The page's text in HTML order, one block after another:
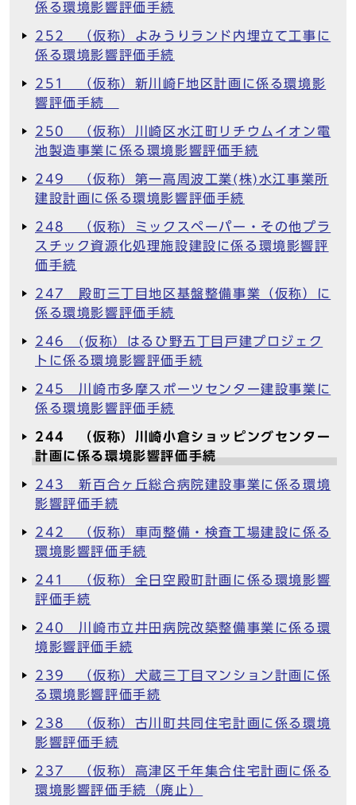
係る環境影響評価手続
252 （仮称）よみうりランド内埋立て工事に
係る環境影響評価手続
251 （仮称）新川崎F地区計画に係る環境影
響評価手続
250 （仮称）川崎区水江町リチウムイオン電
池製造事業に係る環境影響評価手続
249 （仮称）第一高周波工業(株)水江事業所
建設計画に係る環境影響評価手続
248 （仮称）ミックスペーパー・その他プラ
スチック資源化処理施設建設に係る環境影響評
価手続
247 殿町三丁目地区基盤整備事業（仮称）に
係る環境影響評価手続
246 (仮称）はるひ野五丁目戸建プロジェク
トに係る環境影響評価手続
245 川崎市多摩スポーツセンター建設事業に
係る環境影響評価手続
244 （仮称）川崎小倉ショッピングセンター
計画に係る環境影響評価手続
243 新百合ヶ丘総合病院建設事業に係る環境
影響評価手続
242 （仮称）車両整備・検査工場建設に係る
環境影響評価手続
241 （仮称）全日空殿町計画に係る環境影響
評価手続
240 川崎市立井田病院改築整備事業に係る環
境影響評価手続
239 （仮称）犬蔵三丁目マンション計画に係
る環境影響評価手続
238 （仮称）古川町共同住宅計画に係る環境
影響評価手続
237 （仮称）高津区千年集合住宅計画に係る
環境影響評価手続（廃止）